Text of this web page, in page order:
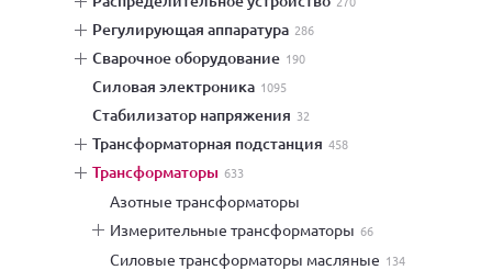
регулирующая аппаратура 286
сварочное оборудование 190
силовая электроника 1095
стабилизатор напряжения 32
трансформаторная подстанция 458
трансформаторы 633
азотные трансформаторы
измерительные трансформаторы 66
силовые трансформаторы масляные 134